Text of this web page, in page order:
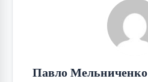
Павло Мельниченко